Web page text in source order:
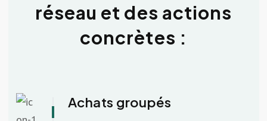
réseau et des actions
concrètes :
Achats groupés